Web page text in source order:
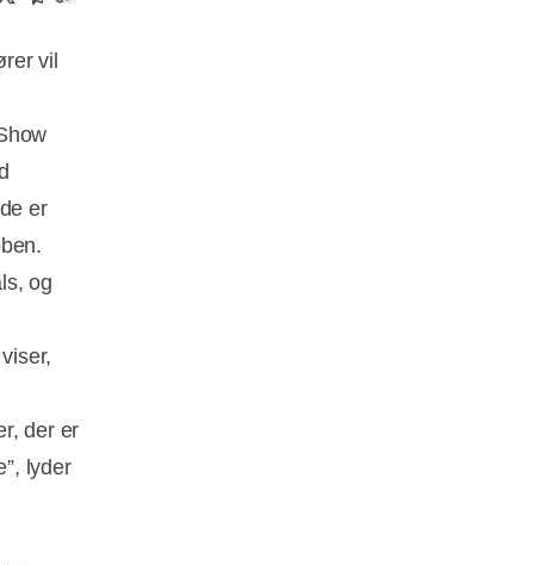
vil
er
og
der er
lyder